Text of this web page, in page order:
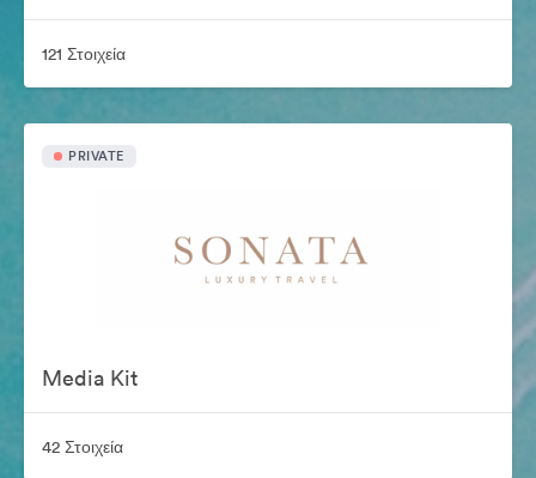
121 Στοιχεία
PRIVATE
Media Kit
42 Στοιχεία